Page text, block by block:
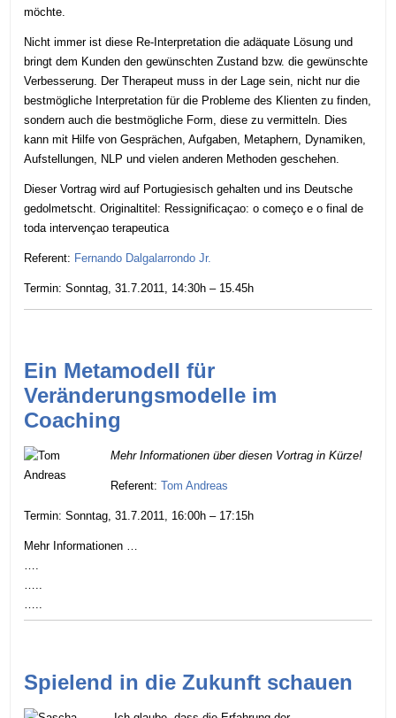
möchte.
Nicht immer ist diese Re-Interpretation die adäquate Lösung und
bringt dem Kunden den gewünschten Zustand bzw. die gewünschte
Verbesserung. Der Therapeut muss in der Lage sein, nicht nur die
bestmögliche Interpretation für die Probleme des Klienten zu finden,
sondern auch die bestmögliche Form, diese zu vermitteln. Dies
kann mit Hilfe von Gesprächen, Aufgaben, Metaphern, Dynamiken,
Aufstellungen, NLP und vielen anderen Methoden geschehen.
Dieser Vortrag wird auf Portugiesisch gehalten und ins Deutsche
gedolmetscht. Originaltitel: Ressignificaçao: o começo e o final de
toda intervençao terapeutica
Referent: Fernando Dalgalarrondo Jr.
Termin: Sonntag, 31.7.2011, 14:30h – 15.45h
Ein Metamodell für
Veränderungsmodelle im
Coaching
Mehr Informationen über diesen Vortrag in Kürze!
Referent:Tom Andreas
Termin: Sonntag, 31.7.2011, 16:00h – 17:15h
Mehr Informationen …
Spielend in die Zukunft schauen